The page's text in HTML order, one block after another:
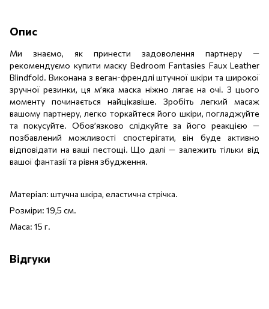
Опис
Ми знаємо, як принести задоволення партнеру —
рекомендуємо купити маску Bedroom Fantasies Faux Leather
Blindfold. Виконана з веган-френдлі штучної шкіри та широкої
зручної резинки, ця м’яка маска ніжно лягає на очі. З цього
моменту починається найцікавіше. Зробіть легкий масаж
вашому партнеру, легко торкайтеся його шкіри, погладжуйте
та покусуйте. Обов’язково слідкуйте за його реакцією —
позбавлений можливості спостерігати, він буде активно
відповідати на ваші пестощі. Що далі — залежить тільки від
вашої фантазії та рівня збудження.
Матеріал: штучна шкіра, еластична стрічка.
Розміри: 19,5 см.
Маса: 15 г.
Відгуки